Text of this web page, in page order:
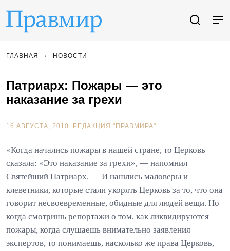
ГЛАВНАЯ НОВОСТИ
Патриарх: Пожары — это
наказание за грехи
16 АВГУСТА, 2010. РЕДАКЦИЯ "ПРАВМИРА"
«Когда начались пожары в нашей стране, то Церковь
сказала: «Это наказание за грехи», — напомнил
Святейший Патриарх. — И нашлись маловеры и
клеветники, которые стали укорять Церковь за то, что она
говорит несвоевременные, обидные для людей вещи. Но
когда смотришь репортажи о том, как ликвидируются
пожары, когда слушаешь внимательно заявления
экспертов, то понимаешь, насколько же права Церковь,